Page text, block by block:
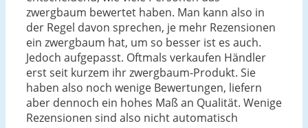
zwergbaum bewertet haben. Man kann also in
der Regel davon sprechen, je mehr Rezensionen
ein zwergbaum hat, um so besser ist es auch.
Jedoch aufgepasst. Oftmals verkaufen Händler
erst seit kurzem ihr zwergbaum-Produkt. Sie
haben also noch wenige Bewertungen, liefern
aber dennoch ein hohes Maß an Qualität. Wenige
Rezensionen sind also nicht automatisch